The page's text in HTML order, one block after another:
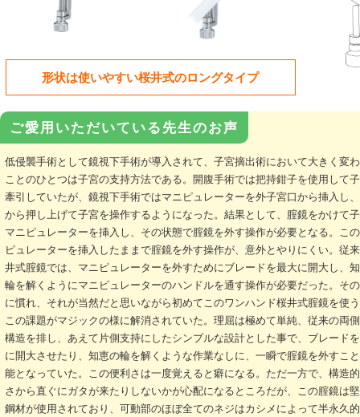
形状は使いやすい桜井式のロングタイプ
ご愛用いただいている先生のお声
低侵襲手術として鏡視下手術が導入されて、子宮摘出術において大きく変
ことのひとつは子宮の支持方法である。開腹手術では把持鉗子を使用して
牽引していたが、鏡視下手術ではマニピュレーターを外子宮口から挿入し
から押し上げて子宮を操作するようになった。結果として、腟鏡をかけて
マニピュレーターを挿入し、その状態で腟鏡を外す操作が必要となる。こ
ピュレーターを挿入したままで腟鏡を外す操作が、意外とやりにくい。従
井式腟鏡では、マニピュレーターを外すためにブレードを最大に開大し、
輪を解くようにマニピュレーターのハンドルを通す操作が必要だった。そ
に慣れ、それが当然だと思いながら初めてこのワンハンド桜井式腟鏡を使
この課題がマジックの様に解消されていた。理屈は極めて単純、従来の両
構造を排し、あえて片側支持にしたシンプルな設計とした事で、ブレード
に開大させたり、知恵の輪を解くような作業なしに、一瞬で腟鏡を外すこ
能となっていた。この便利さは一度覚えると癖になる。ただ一方で、構造
さから直ぐにガタが来たりしないかが心配になるところだが、この腟鏡は
鋼材が使用されており、可動部のほぼ全てのネジはカシメによって半永久